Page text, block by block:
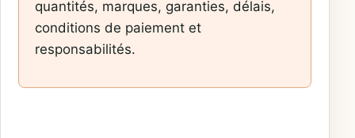
quantités, marques, garanties, délais,
conditions de paiement et
responsabilités.